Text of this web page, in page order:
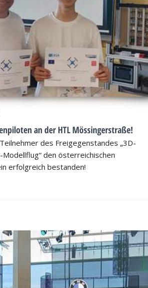
an der HTL Mössingerstraße!
des Freigegenstandes „3D-
Modellflug“ den österreichischen
erfolgreich bestanden!